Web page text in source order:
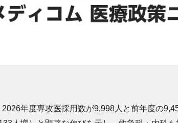
年度専攻医採用数が9,998人と前年度の